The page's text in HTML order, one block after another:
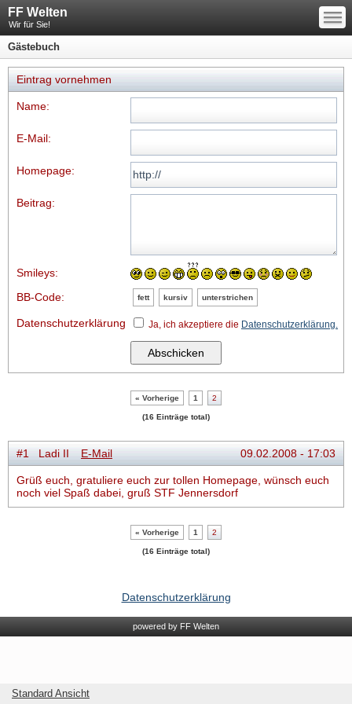
FF Welten
Wir für Sie!
—
—
—
Gästebuch
Eintrag vornehmen
Name:
E-Mail:
Homepage:
Beitrag:
Smileys:
BB-Code:
fett kursiv unterstrichen
Datenschutzerklärung Ja, ich akzeptiere die Datenschutzerklärung.
« Vorherige 1 2
(16 Einträge total)
#1 Ladi II E-Mail 09.02.2008 - 17:03
Grüß euch, gratuliere euch zur tollen Homepage, wünsch euch
noch viel Spaß dabei, gruß STF Jennersdorf
« Vorherige 1 2
(16 Einträge total)
Datenschutzerklärung
powered by FF Welten
Standard Ansicht